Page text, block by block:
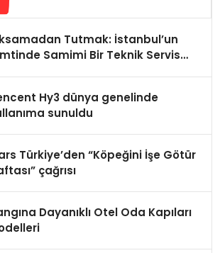
Tutmak: İstanbul’un
Samimi Bir Teknik Servis
Hy3 dünya genelinde
sunuldu
Türkiye’den “Köpeğini İşe Götür
çağrısı
Dayanıklı Otel Oda Kapıları